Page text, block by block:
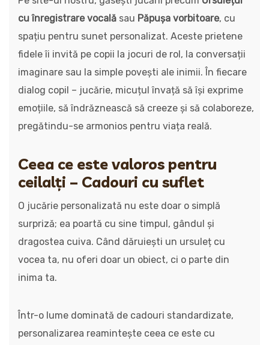
cu înregistrare vocală sau Păpușa vorbitoare, cu
spațiu pentru sunet personalizat. Aceste prietene
fidele îi invită pe copii la jocuri de rol, la conversații
imaginare sau la simple povești ale inimii. În fiecare
dialog copil – jucărie, micuțul învață să își exprime
emoțiile, să îndrăznească să creeze și să colaboreze,
pregătindu-se armonios pentru viața reală.
Ceea ce este valoros pentru
ceilalți – Cadouri cu suflet
O jucărie personalizată nu este doar o simplă
surpriză; ea poartă cu sine timpul, gândul și
dragostea cuiva. Când dăruiești un ursuleț cu
vocea ta, nu oferi doar un obiect, ci o parte din
inima ta.
Într-o lume dominată de cadouri standardizate,
personalizarea reamintește ceea ce este cu